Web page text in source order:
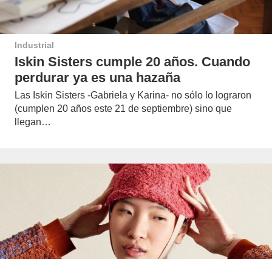
Industrial
Iskin Sisters cumple 20 años. Cuando
perdurar ya es una hazaña
Las Iskin Sisters -Gabriela y Karina- no sólo lo lograron
(cumplen 20 años este 21 de septiembre) sino que
llegan…